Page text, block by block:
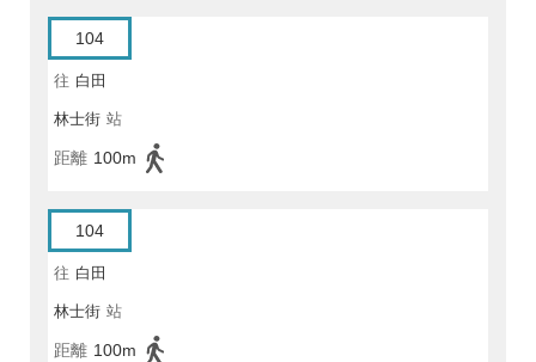
104
往 白田
林士街 站
距離 100m
104
往 白田
林士街 站
距離 100m